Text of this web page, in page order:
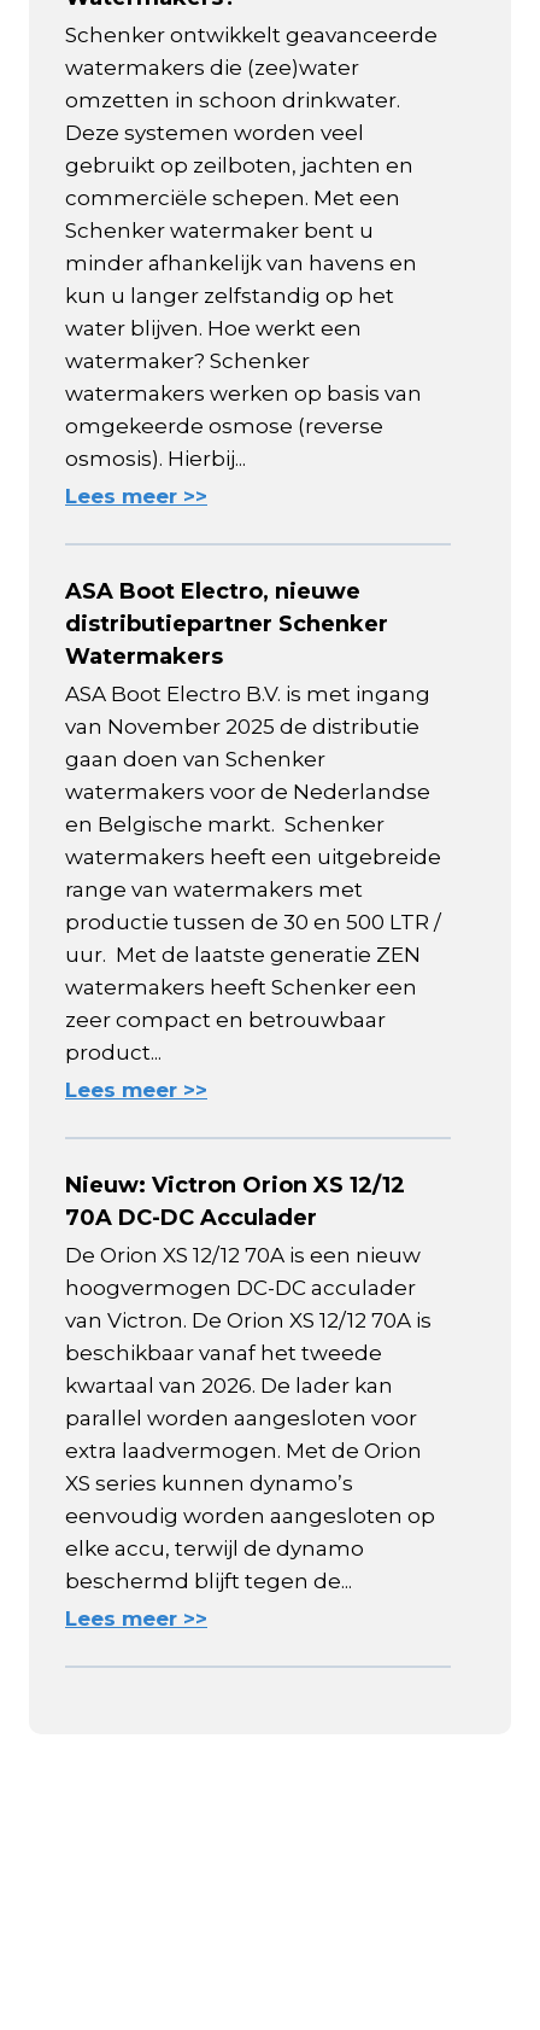
Schenker ontwikkelt geavanceerde
watermakers die (zee)water
omzetten in schoon drinkwater.
Deze systemen worden veel
gebruikt op zeilboten, jachten en
commerciële schepen. Met een
Schenker watermaker bent u
minder afhankelijk van havens en
kun u langer zelfstandig op het
water blijven. Hoe werkt een
watermaker? Schenker
watermakers werken op basis van
omgekeerde osmose (reverse
osmosis). Hierbij...
Lees meer >>
ASA Boot Electro, nieuwe
distributiepartner Schenker
Watermakers
ASA Boot Electro B.V. is met ingang
van November 2025 de distributie
gaan doen van Schenker
watermakers voor de Nederlandse
en Belgische markt. Schenker
watermakers heeft een uitgebreide
range van watermakers met
productie tussen de 30 en 500 LTR /
uur. Met de laatste generatie ZEN
watermakers heeft Schenker een
zeer compact en betrouwbaar
product...
Lees meer >>
Nieuw: Victron Orion XS 12/12
70A DC-DC Acculader
De Orion XS 12/12 70A is een nieuw
hoogvermogen DC-DC acculader
van Victron. De Orion XS 12/12 70A is
beschikbaar vanaf het tweede
kwartaal van 2026. De lader kan
parallel worden aangesloten voor
extra laadvermogen. Met de Orion
XS series kunnen dynamo’s
eenvoudig worden aangesloten op
elke accu, terwijl de dynamo
beschermd blijft tegen de...
Lees meer >>